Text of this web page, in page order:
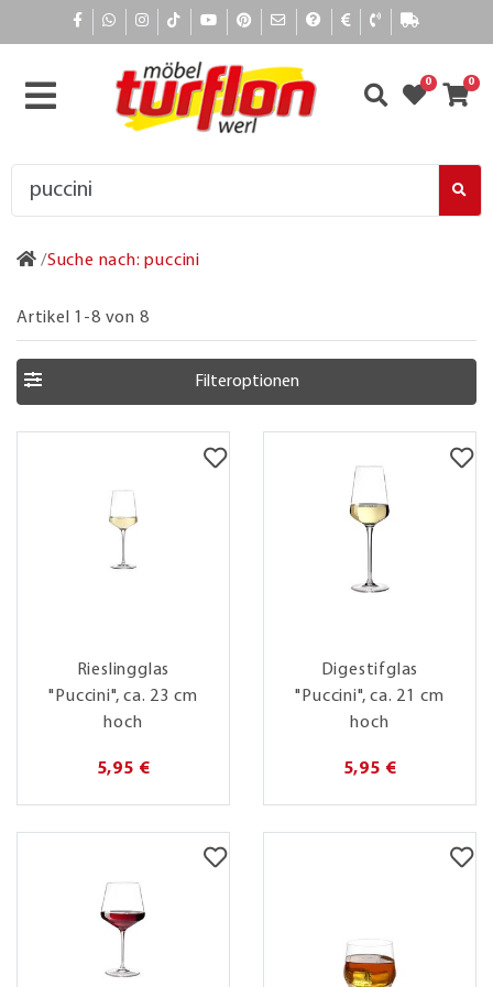
0 0
Suche nach: puccini
Artikel 1-8 von 8
Filteroptionen
Rieslingglas
"Puccini", ca. 23 cm
hoch
5,95 €
Digestifglas
"Puccini", ca. 21 cm
hoch
5,95 €